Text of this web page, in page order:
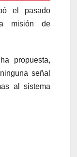
el pasado
misión de
propuesta,
señal
al sistema